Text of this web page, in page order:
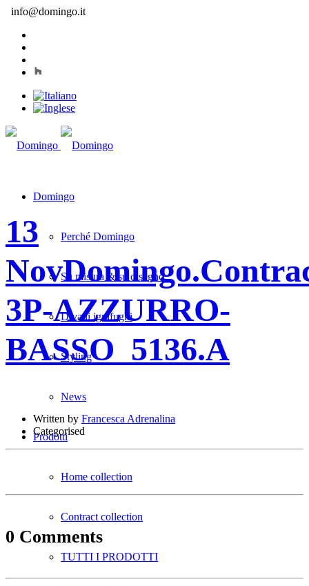
info@domingo.it
Domingo
Perché Domingo
Su misura & su disegno
Divani ignifughi
Styling
News
Prodotti
Home collection
Contract collection
TUTTI I PRODOTTI
13
Nov
3P-AZZURRO-
BASSO_5136.A
Written by Francesca Adrenalina
Categorised
0 Comments